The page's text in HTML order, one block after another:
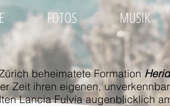
FOTOS MUSIK
beheimatete Formation
Zeit ihren eigenen,
Lancia Fulvia augenblicklich